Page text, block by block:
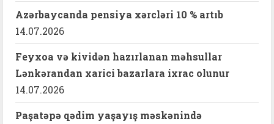
Azərbaycanda pensiya xərcləri 10 % artıb
14.07.2026
Feyxoa və kividən hazırlanan məhsullar
Lənkərandan xarici bazarlara ixrac olunur
14.07.2026
Paşatəpə qədim yaşayış məskənində